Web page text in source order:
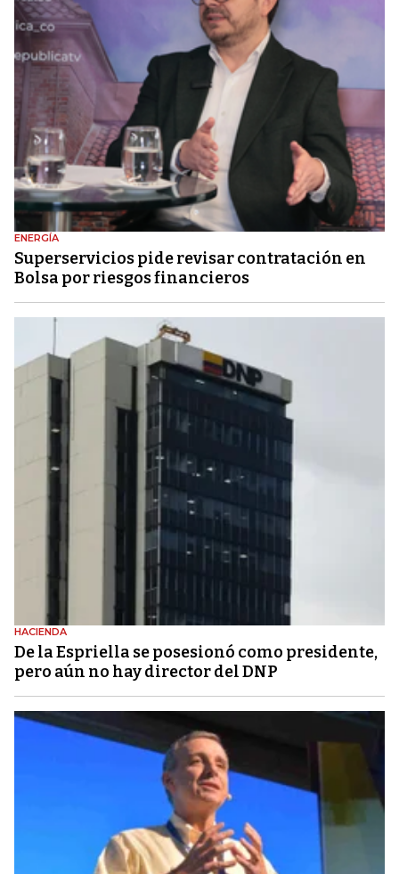
ENERGÍA
Superservicios pide revisar contratación en
Bolsa por riesgos financieros
HACIENDA
De la Espriella se posesionó como presidente,
pero aún no hay director del DNP